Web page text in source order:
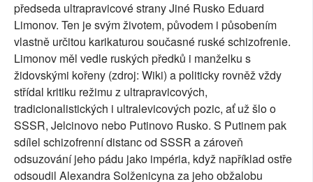
předseda ultrapravicové strany Jiné Rusko Eduard
Limonov. Ten je svým životem, původem i působením
vlastně určitou karikaturou současné ruské schizofrenie.
Limonov měl vedle ruských předků i manželku s
židovskými kořeny (zdroj: Wiki) a politicky rovněž vždy
střídal kritiku režimu z ultrapravicových,
tradicionalistických i ultralevicových pozic, ať už šlo o
SSSR, Jelcinovo nebo Putinovo Rusko. S Putinem pak
sdílel schizofrenní distanc od SSSR a zároveň
odsuzování jeho pádu jako impéria, když například ostře
odsoudil Alexandra Solženicyna za jeho obžalobu